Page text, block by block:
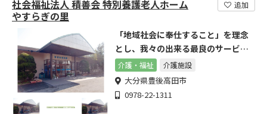
社会福祉法人 積善会 特別養護老人ホーム
やすらぎの里
追加
「地域社会に奉仕すること」を理念
とし、我々の出来る最良のサービス
を提供。
介護・福祉 介護施設
大分県豊後高田市
0978-22-1311